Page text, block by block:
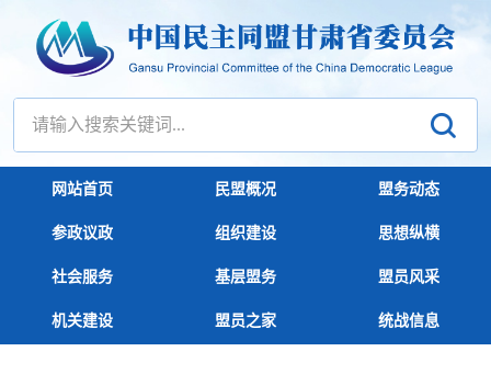
网站首页 民盟概况 盟务动态
参政议政 组织建设 思想纵横
社会服务 基层盟务 盟员风采
机关建设 盟员之家 统战信息